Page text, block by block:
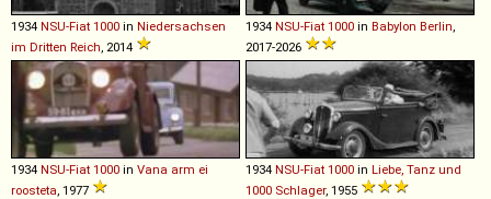
1934 NSU-Fiat 1000 in Niedersachsen
im Dritten Reich , 2014
1934 NSU-Fiat 1000 in Babylon Berlin
2017-2026
1934 NSU-Fiat 1000 in Vana arm ei
roosteta , 1977
1934 NSU-Fiat 1000 in Liebe, Tanz und
1000 Schlager, 1955